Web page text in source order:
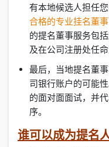
有本地候选人担任
合格的专业挂名董事
的提名董事服务包
及在公司注册处任命
最后，当地提名董
司银行账户的可能
的面对面面试，并
序。
谁可以成为提名人